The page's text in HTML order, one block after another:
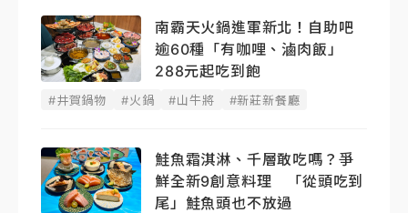
南霸天火鍋進軍新北！自助吧
逾60種「有咖哩、滷肉飯」
288元起吃到飽
#井賀鍋物 #火鍋 #山牛將 #新莊新餐廳
鮭魚霜淇淋、千層敢吃嗎？爭
鮮全新9創意料理 「從頭吃到
尾」鮭魚頭也不放過